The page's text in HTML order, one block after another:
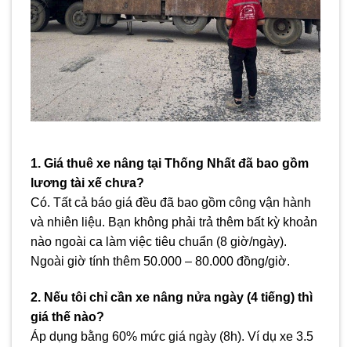
1. Giá thuê xe nâng tại Thống Nhất đã bao gồm
lương tài xế chưa?
Có. Tất cả báo giá đều đã bao gồm công vận hành
và nhiên liệu. Bạn không phải trả thêm bất kỳ khoản
nào ngoài ca làm việc tiêu chuẩn (8 giờ/ngày).
Ngoài giờ tính thêm 50.000 – 80.000 đồng/giờ.
2. Nếu tôi chỉ cần xe nâng nửa ngày (4 tiếng) thì
giá thế nào?
Áp dụng bằng 60% mức giá ngày (8h). Ví dụ xe 3.5